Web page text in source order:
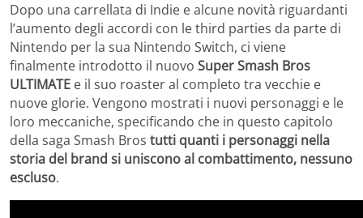
Dopo una carrellata di Indie e alcune novità riguardanti
l’aumento degli accordi con le third parties da parte di
Nintendo per la sua Nintendo Switch, ci viene
finalmente introdotto il nuovo Super Smash Bros
ULTIMATE e il suo roaster al completo tra vecchie e
nuove glorie. Vengono mostrati i nuovi personaggi e le
loro meccaniche, specificando che in questo capitolo
della saga Smash Bros tutti quanti i personaggi nella
storia del brand si uniscono al combattimento, nessuno
escluso.